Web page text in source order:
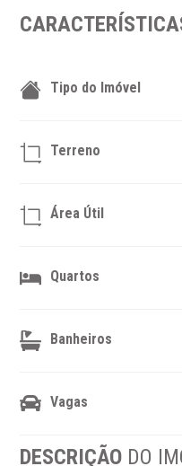
Tipo do Imóvel
Terreno
Área Útil
Quartos
Banheiros
Vagas
DESCRIÇÃO DO